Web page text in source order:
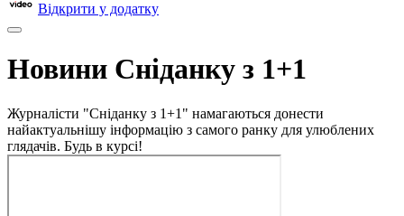
Відкрити у додатку
Новини Сніданку з 1+1
Журналісти "Сніданку з 1+1" намагаються донести
найактуальнішу інформацію з самого ранку для улюблених
глядачів. Будь в курсі!